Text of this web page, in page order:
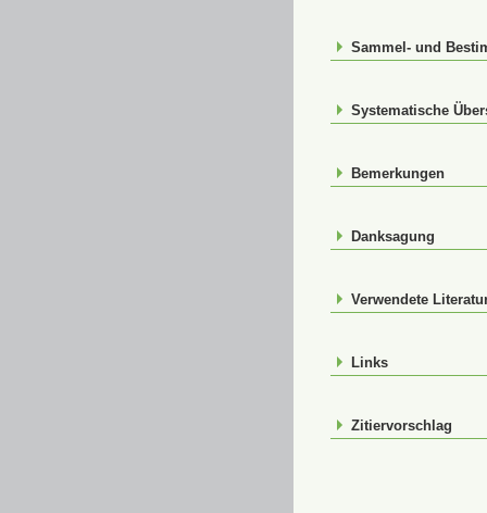
Sammel- und
Systematische
Bemerkungen
Danksagung
Verwendete
Links
Zitiervorschlag